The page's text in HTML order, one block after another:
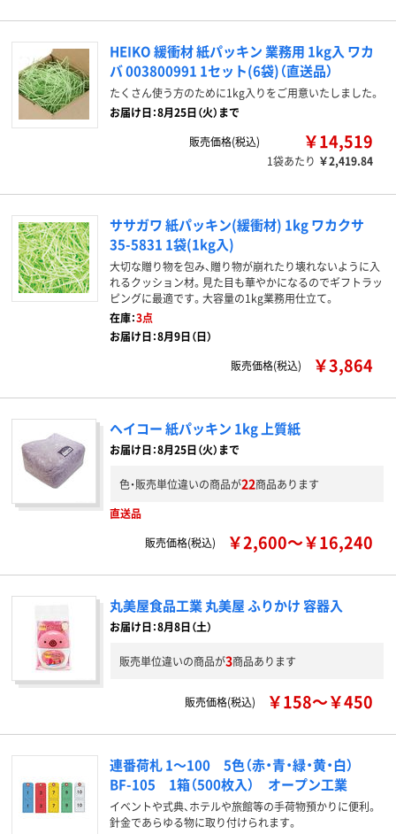
HEIKO 緩衝材 紙パッキン 業務用 1kg入 ワカ
バ 003800991 1セット(6袋)（直送品）
たくさん使う方のために1kg入りをご用意いたしました。
お届け日：8月25日（火）まで
販売価格(税込)
￥14,519
1袋あたり ￥2,419.84
ササガワ 紙パッキン(緩衝材) 1kg ワカクサ
35-5831 1袋(1kg入)
大切な贈り物を包み、贈り物が崩れたり壊れないように入
れるクッション材。見た目も華やかになるのでギフトラッ
ピングに最適です。大容量の1kg業務用仕立て。
在庫：3点
お届け日：8月9日（日）
販売価格(税込)
￥3,864
ヘイコー 紙パッキン 1kg 上質紙
お届け日：8月25日（火）まで
色・販売単位違いの商品が22商品あります
直送品
販売価格(税込)
￥2,600～￥16,240
丸美屋食品工業 丸美屋 ふりかけ 容器入
お届け日：8月8日（土）
販売単位違いの商品が3商品あります
販売価格(税込) ￥158～￥450
連番荷札 1～100 5色（赤・青・緑・黄・白）
BF-105 1箱（500枚入） オープン工業
イベントや式典、ホテルや旅館等の手荷物預かりに便利。
針金であらゆる物に取り付けられます。